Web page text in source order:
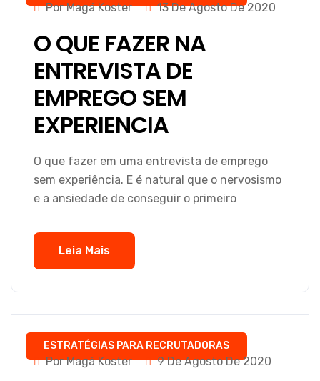
Por Magá Koster 13 De Agosto De 2020
O QUE FAZER NA
ENTREVISTA DE
EMPREGO SEM
EXPERIENCIA
O que fazer em uma entrevista de emprego
sem experiência. E é natural que o nervosismo
e a ansiedade de conseguir o primeiro
Leia Mais
ESTRATÉGIAS PARA RECRUTADORAS
Por Magá Koster 9 De Agosto De 2020